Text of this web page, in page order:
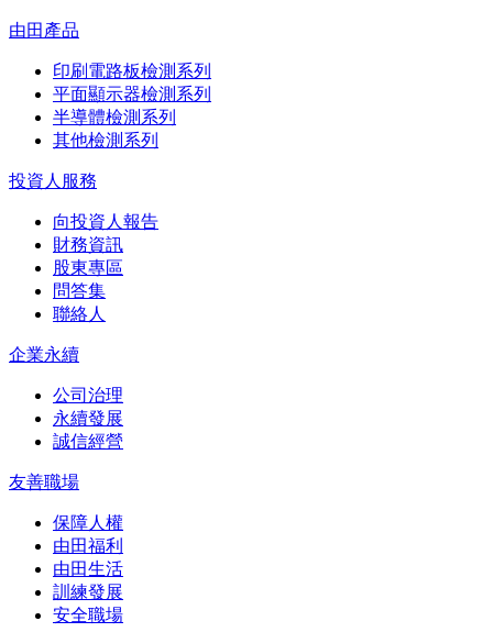
由田產品
印刷電路板檢測系列
平面顯示器檢測系列
半導體檢測系列
其他檢測系列
投資人服務
向投資人報告
財務資訊
股東專區
問答集
聯絡人
企業永續
公司治理
永續發展
誠信經營
友善職場
保障人權
由田福利
由田生活
訓練發展
安全職場